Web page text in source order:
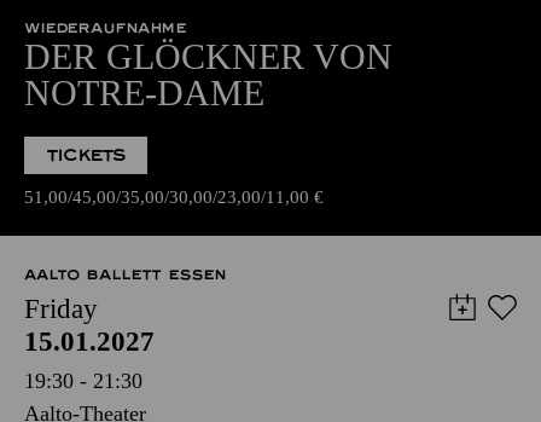
WIEDERAUFNAHME
DER GLÖCKNER VON
NOTRE-DAME
TICKETS
51,00 45,00 35,00 30,00 23,00 11,00 €
AALTO BALLETT ESSEN
Friday
15.01.2027
19:30 - 21:30
Aalto-Theater